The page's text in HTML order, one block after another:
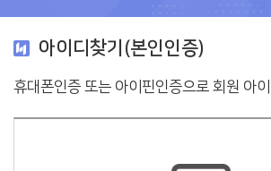
아이디찾기(본인인증)
휴대폰인증 또는 아이핀인증으로 회원 아